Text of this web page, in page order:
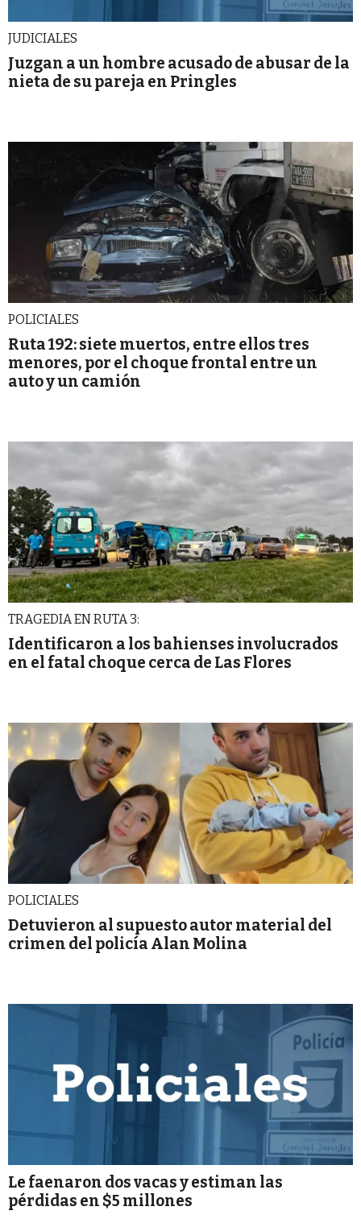
JUDICIALES
Juzgan a un hombre acusado de abusar de la
nieta de su pareja en Pringles
POLICIALES
Ruta 192: siete muertos, entre ellos tres
menores, por el choque frontal entre un
auto y un camión
TRAGEDIA EN RUTA 3:
Identificaron a los bahienses involucrados
en el fatal choque cerca de Las Flores
POLICIALES
Detuvieron al supuesto autor material del
crimen del policía Alan Molina
Le faenaron dos vacas y estiman las
pérdidas en $5 millones